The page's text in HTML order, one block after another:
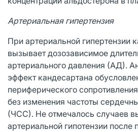
Артериальная гипертензия
При артериальной гипертензии
вызывает дозозависимое
артериального давления (АД).
эффект кандесартана
периферического
без изменения частоты
(ЧСС). Не отмечалось случаев
артериальной гипотензии